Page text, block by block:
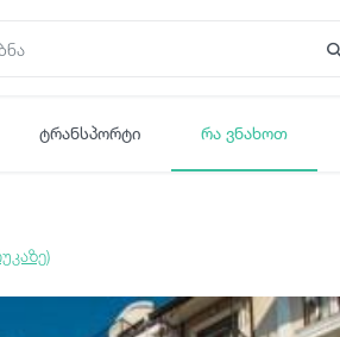
ტრანსპორტი რა ვნახოთ